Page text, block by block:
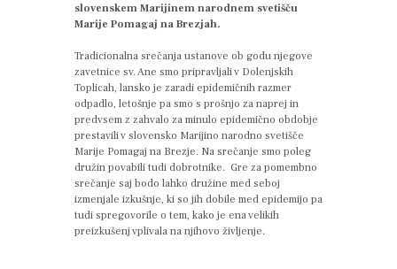
slovenskem Marijinem narodnem svetišču
Marije Pomagaj na Brezjah.
Tradicionalna srečanja ustanove ob godu njegove
zavetnice sv. Ane smo pripravljali v Dolenjskih
Toplicah, lansko je zaradi epidemičnih razmer
odpadlo, letošnje pa smo s prošnjo za naprej in
predvsem z zahvalo za minulo epidemično obdobje
prestavili v slovensko Marijino narodno svetišče
Marije Pomagaj na Brezje. Na srečanje smo poleg
družin povabili tudi dobrotnike. Gre za pomembno
srečanje saj bodo lahko družine med seboj
izmenjale izkušnje, ki so jih dobile med epidemijo pa
tudi spregovorile o tem, kako je ena velikih
preizkušenj vplivala na njihovo življenje.